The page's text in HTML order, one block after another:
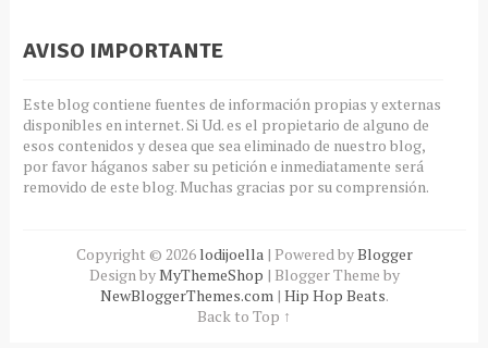
AVISO IMPORTANTE
Este blog contiene fuentes de información propias y externas
disponibles en internet. Si Ud. es el propietario de alguno de
esos contenidos y desea que sea eliminado de nuestro blog,
por favor háganos saber su petición e inmediatamente será
removido de este blog. Muchas gracias por su comprensión.
Copyright © 2026 lodijoella | Powered byBlogger
Design byMyThemeShop | Blogger Theme by
NewBloggerThemes.com | Hip Hop Beats.
Back to Top ↑